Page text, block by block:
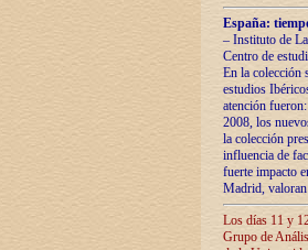
España:
– Instituto de
Centro de
En la colección
estudios
atención
2008, los
la colección
influencia de
fuerte impacto
Madrid,
Los días 11 y
Grupo de